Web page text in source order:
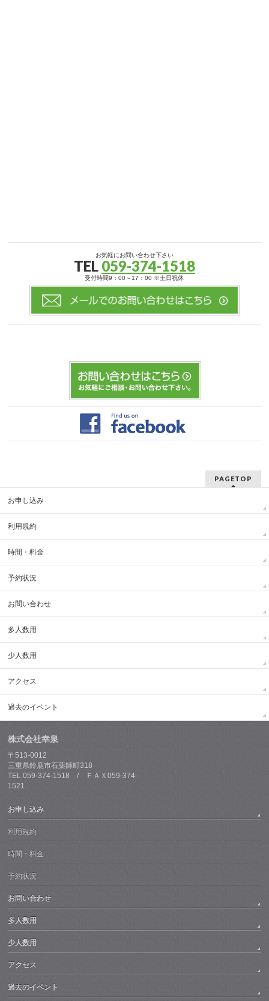
お気軽にお問い合わせ下さい
TEL 059-374-1518
受付時間9：00～17：00 ※土日祝休
PAGETOP
お申し込み
利用規約
時間・料金
予約状況
お問い合わせ
多人数用
少人数用
アクセス
過去のイベント
株式会社幸泉
〒513-0012
三重県鈴鹿市石薬師町318
TEL 059-374-1518 / ＦＡＸ059-374-
1521
お申し込み
利用規約
時間・料金
予約状況
お問い合わせ
多人数用
少人数用
アクセス
過去のイベント